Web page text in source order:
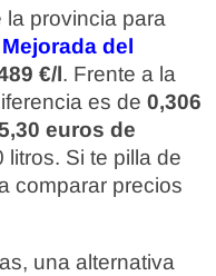
provincia para
Mejorada del
€/l. Frente a la
es de 0,306
euros de
Si te pilla de
comparar precios
una alternativa